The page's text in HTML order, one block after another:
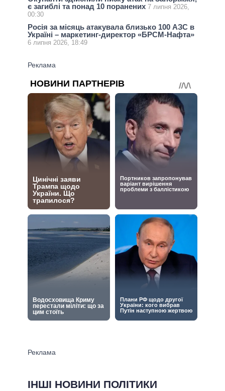
є загиблі та понад 10 поранених 7 липня 2026,
00:30
Росія за місяць атакувала близько 100 АЗС в
Україні – маркетинг-директор «БРСМ-Нафта»
6 липня 2026, 18:49
ІНШІ НОВИНИ ПОЛІТИКИ